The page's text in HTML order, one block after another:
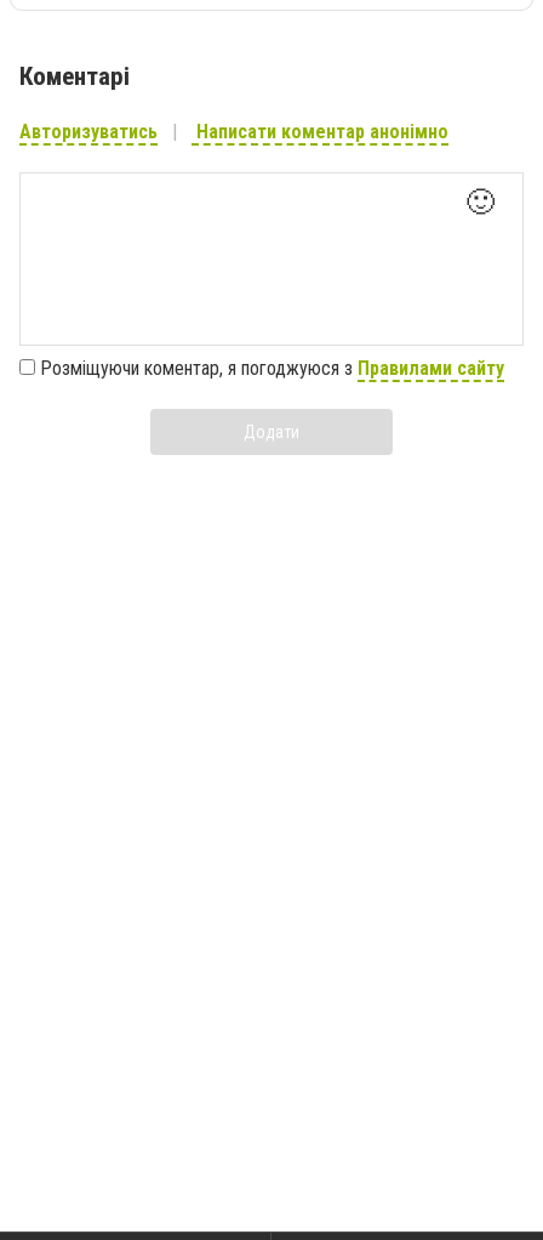
Коментарі
Авторизуватись Написати коментар анонімно
🙂
Розміщуючи коментар, я погоджуюся з Правилами сайту
Додати